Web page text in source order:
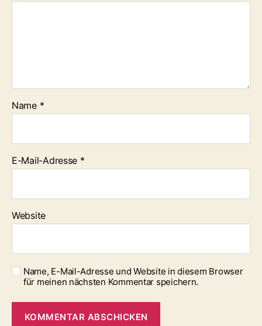
Name *
E-Mail-Adresse *
Website
Name, E-Mail-Adresse und Website in diesem Browser
für meinen nächsten Kommentar speichern.